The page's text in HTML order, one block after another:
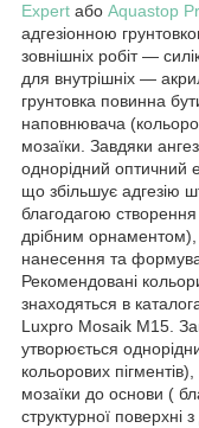
Expert або Aquastop
адгезіонною
зовнішніх робіт —
для внутрішніх —
грунтовка повинна
наповнювача
мозаїки. Завдяки
однорідний оптичний
що збільшує адгезію
благодагою створення
дрібним
нанесення та
Рекомендовані
знаходяться в
Luxpro Mosaik M15.
утворюється
кольорових
мозаїки до основи (
структурної